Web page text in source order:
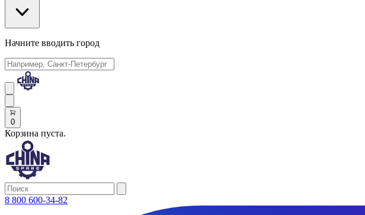
Начните вводить город
0
Корзина пуста.
8 800 600-34-82